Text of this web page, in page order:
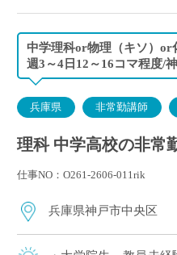
中学理科or物理（キソ）or
週3～4日12～16コマ程度/
兵庫県 非常勤講師
理科 中学高校の非常
仕事NO：O261-2606-011rik
兵庫県神戸市中央区